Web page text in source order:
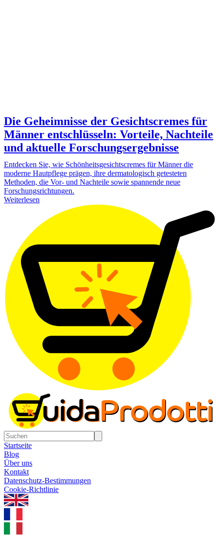
Die Geheimnisse der Gesichtscremes für
Männer entschlüsseln: Vorteile, Nachteile
und aktuelle Forschungsergebnisse
Entdecken Sie, wie Schönheitsgesichtscremes für Männer die
moderne Hautpflege prägen, ihre dermatologisch getesteten
Methoden, die Vor- und Nachteile sowie spannende neue
Forschungsrichtungen.
Weiterlesen
Startseite
Blog
Über uns
Kontakt
Datenschutz-Bestimmungen
Cookie-Richtlinie